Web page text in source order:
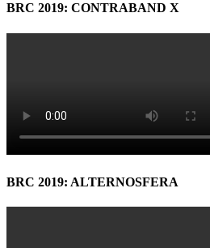
BRC 2019: CONTRABAND X
BRC 2019: ALTERNOSFERA